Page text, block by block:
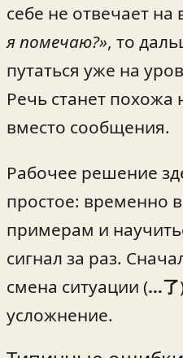
себе не отвечает на
я помечаю?», то
путаться уже на
Речь станет
вместо сообщения.
Рабочее решение
простое: временно
примерам и
сигнал за раз.
смена ситуации (…了
усложнение.